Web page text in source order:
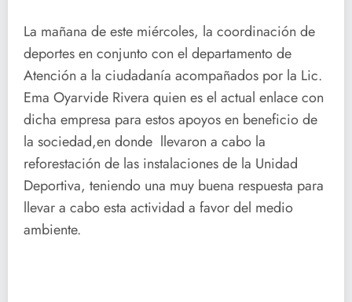
La mañana de este miércoles, la coordinación de
deportes en conjunto con el departamento de
Atención a la ciudadanía acompañados por la Lic.
Ema Oyarvide Rivera quien es el actual enlace con
dicha empresa para estos apoyos en beneficio de
la sociedad,en donde llevaron a cabo la
reforestación de las instalaciones de la Unidad
Deportiva, teniendo una muy buena respuesta para
llevar a cabo esta actividad a favor del medio
ambiente.